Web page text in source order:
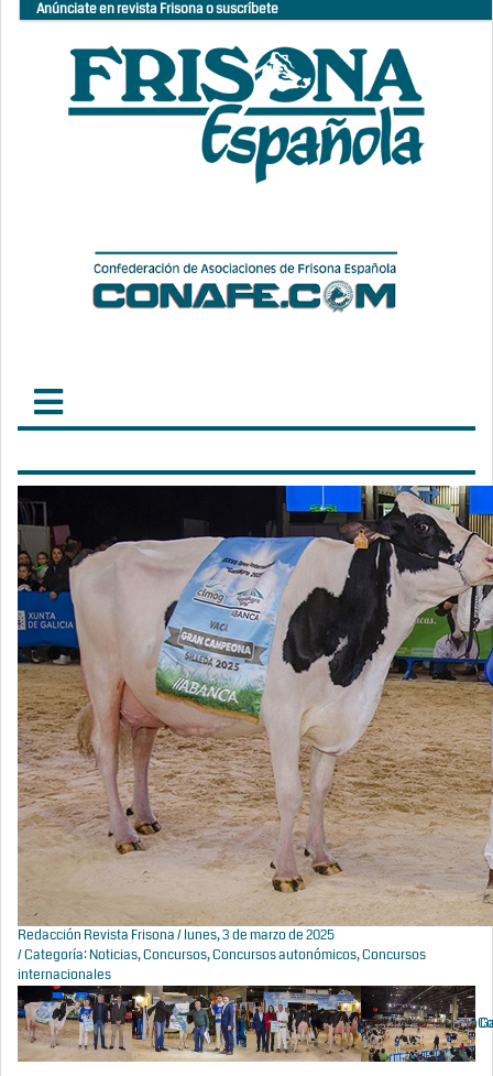
Anúnciate en revista Frisona o suscríbete
Redacción Revista Frisona/ lunes, 3 de marzo de 2025
/ Categoría:Noticias,Concursos,Concursos autonómicos,Concursos
internacionales
Vaca Gran Campeona Internacional Open Gandagro 2025
Vaca Gran Campeona de Galicia 2025
Mejor Criador Open